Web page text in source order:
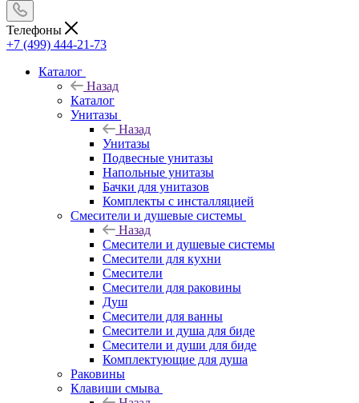
Телефоны
+7 (499) 444-21-73
Каталог
Назад
Каталог
Унитазы
Назад
Унитазы
Подвесные унитазы
Напольные унитазы
Бачки для унитазов
Комплекты с инсталляцией
Смесители и душевые системы
Назад
Смесители и душевые системы
Смесители для кухни
Смесители
Смесители для раковины
Душ
Смесители для ванны
Смесители и душа для биде
Смесители и души для биде
Комплектующие для душа
Раковины
Клавиши смыва